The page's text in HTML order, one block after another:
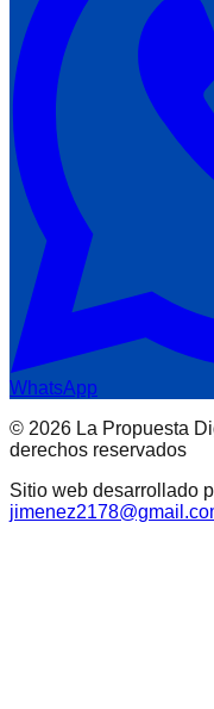
WhatsApp
© 2026 La Propuesta
derechos reservados
Sitio web desarrollado